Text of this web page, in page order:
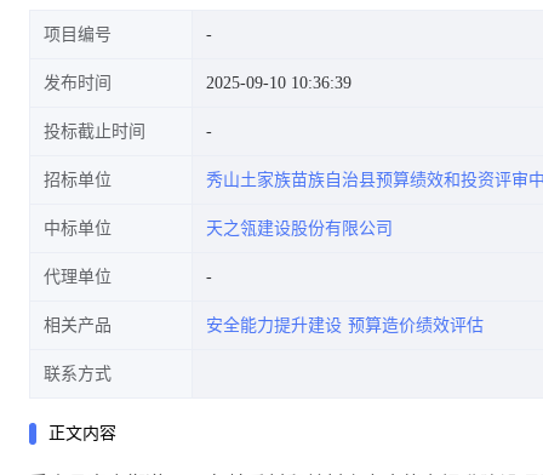
项目编号
发布时间 2025-09-10 10:36:39
投标截止时间
招标单位 秀山土家族苗族自治县预算绩效和投资评审
中标单位 天之瓴建设股份有限公司
代理单位
相关产品 安全能力提升建设 预算造价绩效评估
联系方式
正文内容